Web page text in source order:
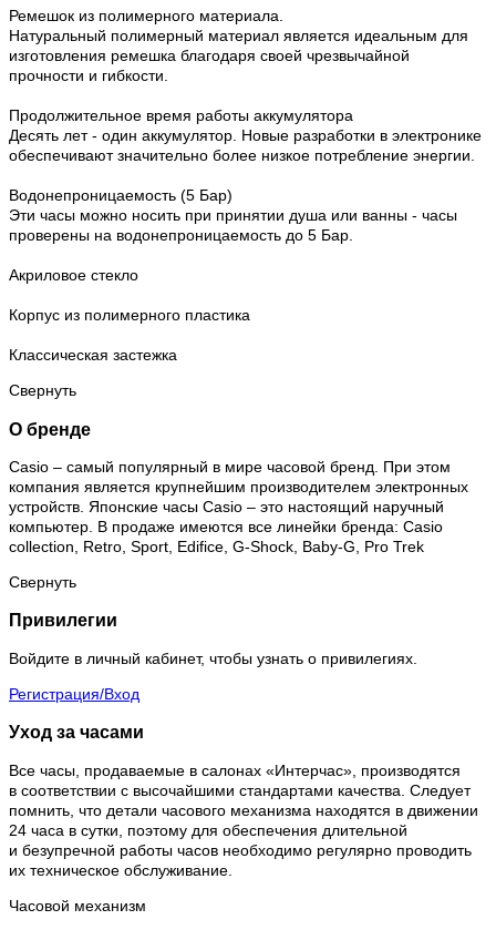
Ремешок из полимерного материала.
Натуральный полимерный материал является идеальным для
изготовления ремешка благодаря своей чрезвычайной
прочности и гибкости.
Продолжительное время работы аккумулятора
Десять лет - один аккумулятор. Новые разработки в электронике
обеспечивают значительно более низкое потребление энергии.
Водонепроницаемость (5 Бар)
Эти часы можно носить при принятии душа или ванны - часы
проверены на водонепроницаемость до 5 Бар.
Акриловое стекло
Корпус из полимерного пластика
Классическая застежка
Свернуть
О бренде
Casio – самый популярный в мире часовой бренд. При этом
компания является крупнейшим производителем электронных
устройств. Японские часы Casio – это настоящий наручный
компьютер. В продаже имеются все линейки бренда: Casio
collection, Retro, Sport, Edifice, G-Shock, Baby-G, Pro Trek
Свернуть
Привилегии
Войдите в личный кабинет, чтобы узнать о привилегиях.
Регистрация/Вход
Уход за часами
Все часы, продаваемые в салонах «Интерчас», производятся
в соответствии с высочайшими стандартами качества. Следует
помнить, что детали часового механизма находятся в движении
24 часа в сутки, поэтому для обеспечения длительной
и безупречной работы часов необходимо регулярно проводить
их техническое обслуживание.
Часовой механизм